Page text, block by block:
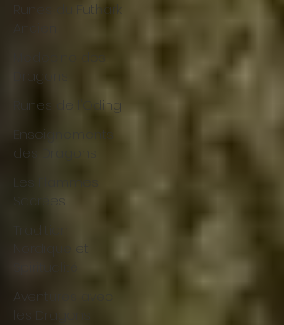
Runes du Futhark
Medecine des
Dragons
Runes de l'Oding
Enseignements
des Dragons
Les Flammes
Sacrées
Tradition
Aventures avec
les Dragons